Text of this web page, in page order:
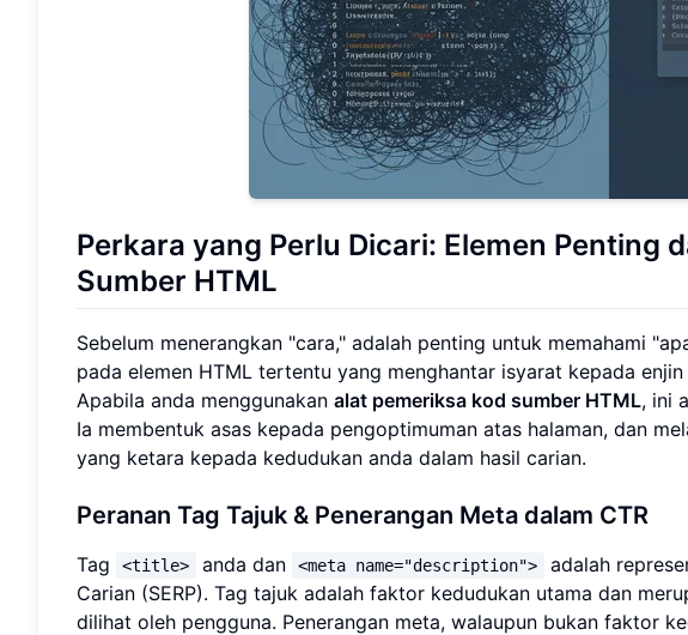
Perkara yang Perlu Dicari: Elemen Penting
Sumber HTML
Sebelum menerangkan "cara," adalah penting untuk memahami
pada elemen HTML tertentu yang menghantar isyarat kepada
Apabila anda menggunakan alat pemeriksa kod sumber HTML, ini
Ia membentuk asas kepada pengoptimuman atas halaman, dan
yang ketara kepada kedudukan anda dalam hasil carian.
Peranan Tag Tajuk & Penerangan Meta dalam CTR
Tag <title> anda dan <meta name="description">
adalah
Carian (SERP). Tag tajuk adalah faktor kedudukan utama dan
dilihat oleh pengguna. Penerangan meta, walaupun bukan faktor